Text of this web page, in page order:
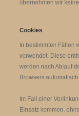
übernehmen wir
Cookies
In bestimmten Fällen
verwendet. Diese
werden nach Ablauf
Browsers automatisch
Im Fall einer
Einsatz kommen,